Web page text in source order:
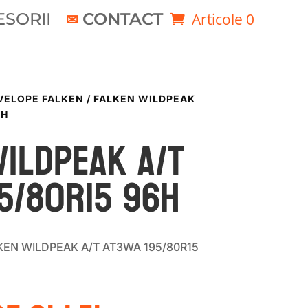
CONTACT Articole 0
FALKEN / FALKEN WILDPEAK
A/T
80R15 96H
WILDPEAK A/T AT3WA 195/80R15